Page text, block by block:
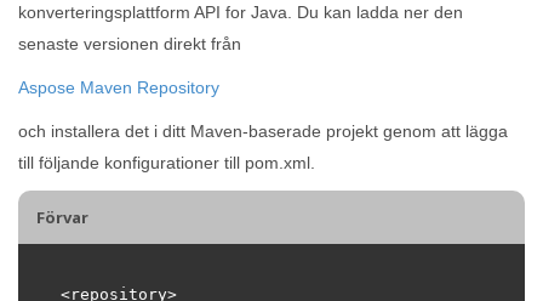
konverteringsplattform API for Java. Du kan ladda ner den
senaste versionen direkt från
Aspose Maven Repository
och installera det i ditt Maven-baserade projekt genom att lägga
till följande konfigurationer till pom.xml.
Förvar